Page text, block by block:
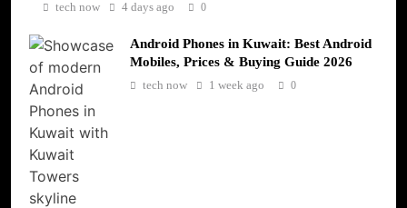
tech now 4 days ago 0
Android Phones in Kuwait: Best Android
Mobiles, Prices & Buying Guide 2026
tech now 1 week ago 0